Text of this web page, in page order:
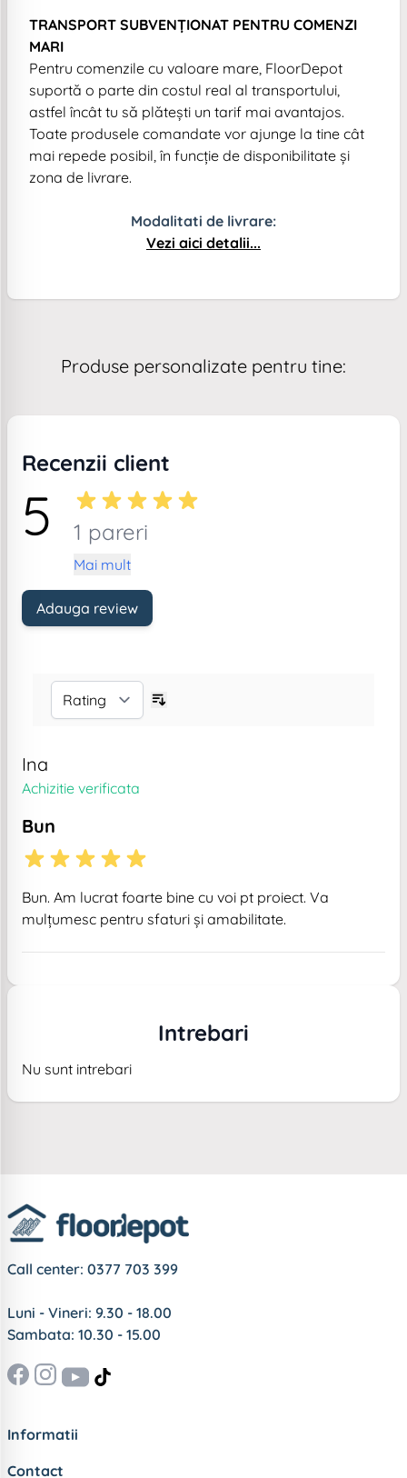
TRANSPORT SUBVENȚIONAT PENTRU COMENZI
MARI
Pentru comenzile cu valoare mare, FloorDepot
suportă o parte din costul real al transportului,
astfel încât tu să plătești un tarif mai avantajos.
Toate produsele comandate vor ajunge la tine cât
mai repede posibil, în funcție de disponibilitate și
zona de livrare.
Modalitati de livrare:
Vezi aici detalii...
Produse personalizate pentru tine:
Recenzii client
5 1 pareri
Mai mult
Adauga review
Ina
Achizitie verificata
Bun
Bun. Am lucrat foarte bine cu voi pt proiect. Va
mulțumesc pentru sfaturi și amabilitate.
Intrebari
Nu sunt intrebari
Call center: 0377 703 399
Luni - Vineri: 9.30 - 18.00
Sambata: 10.30 - 15.00
Informatii
Contact